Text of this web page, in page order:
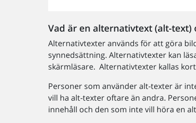
Vad är en alternativtext (alt-
Alternativtexter används för att göra
synnedsättning. Alternativtexter kan
skärmläsare. Alternativtexter kallas
Personer som använder alt-texter är
vill ha alt-texter oftare än andra.
innehåll och den som inte vill höra en